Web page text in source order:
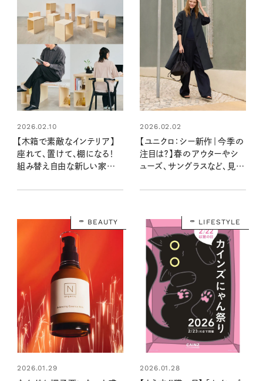
2026.02.10
【木箱で素敵なインテリア】
座れて、置けて、棚になる！
組み替え自由な新しい家具
2026.02.02
【ユニクロ：シー新作｜今季の
注目は？】春のアウターやシ
ューズ、サングラスなど、見逃
BEAUTY
2026.01.29
LIFESTYLE
2026.01.28